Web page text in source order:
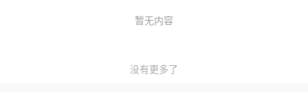
暂无内容
没有更多了